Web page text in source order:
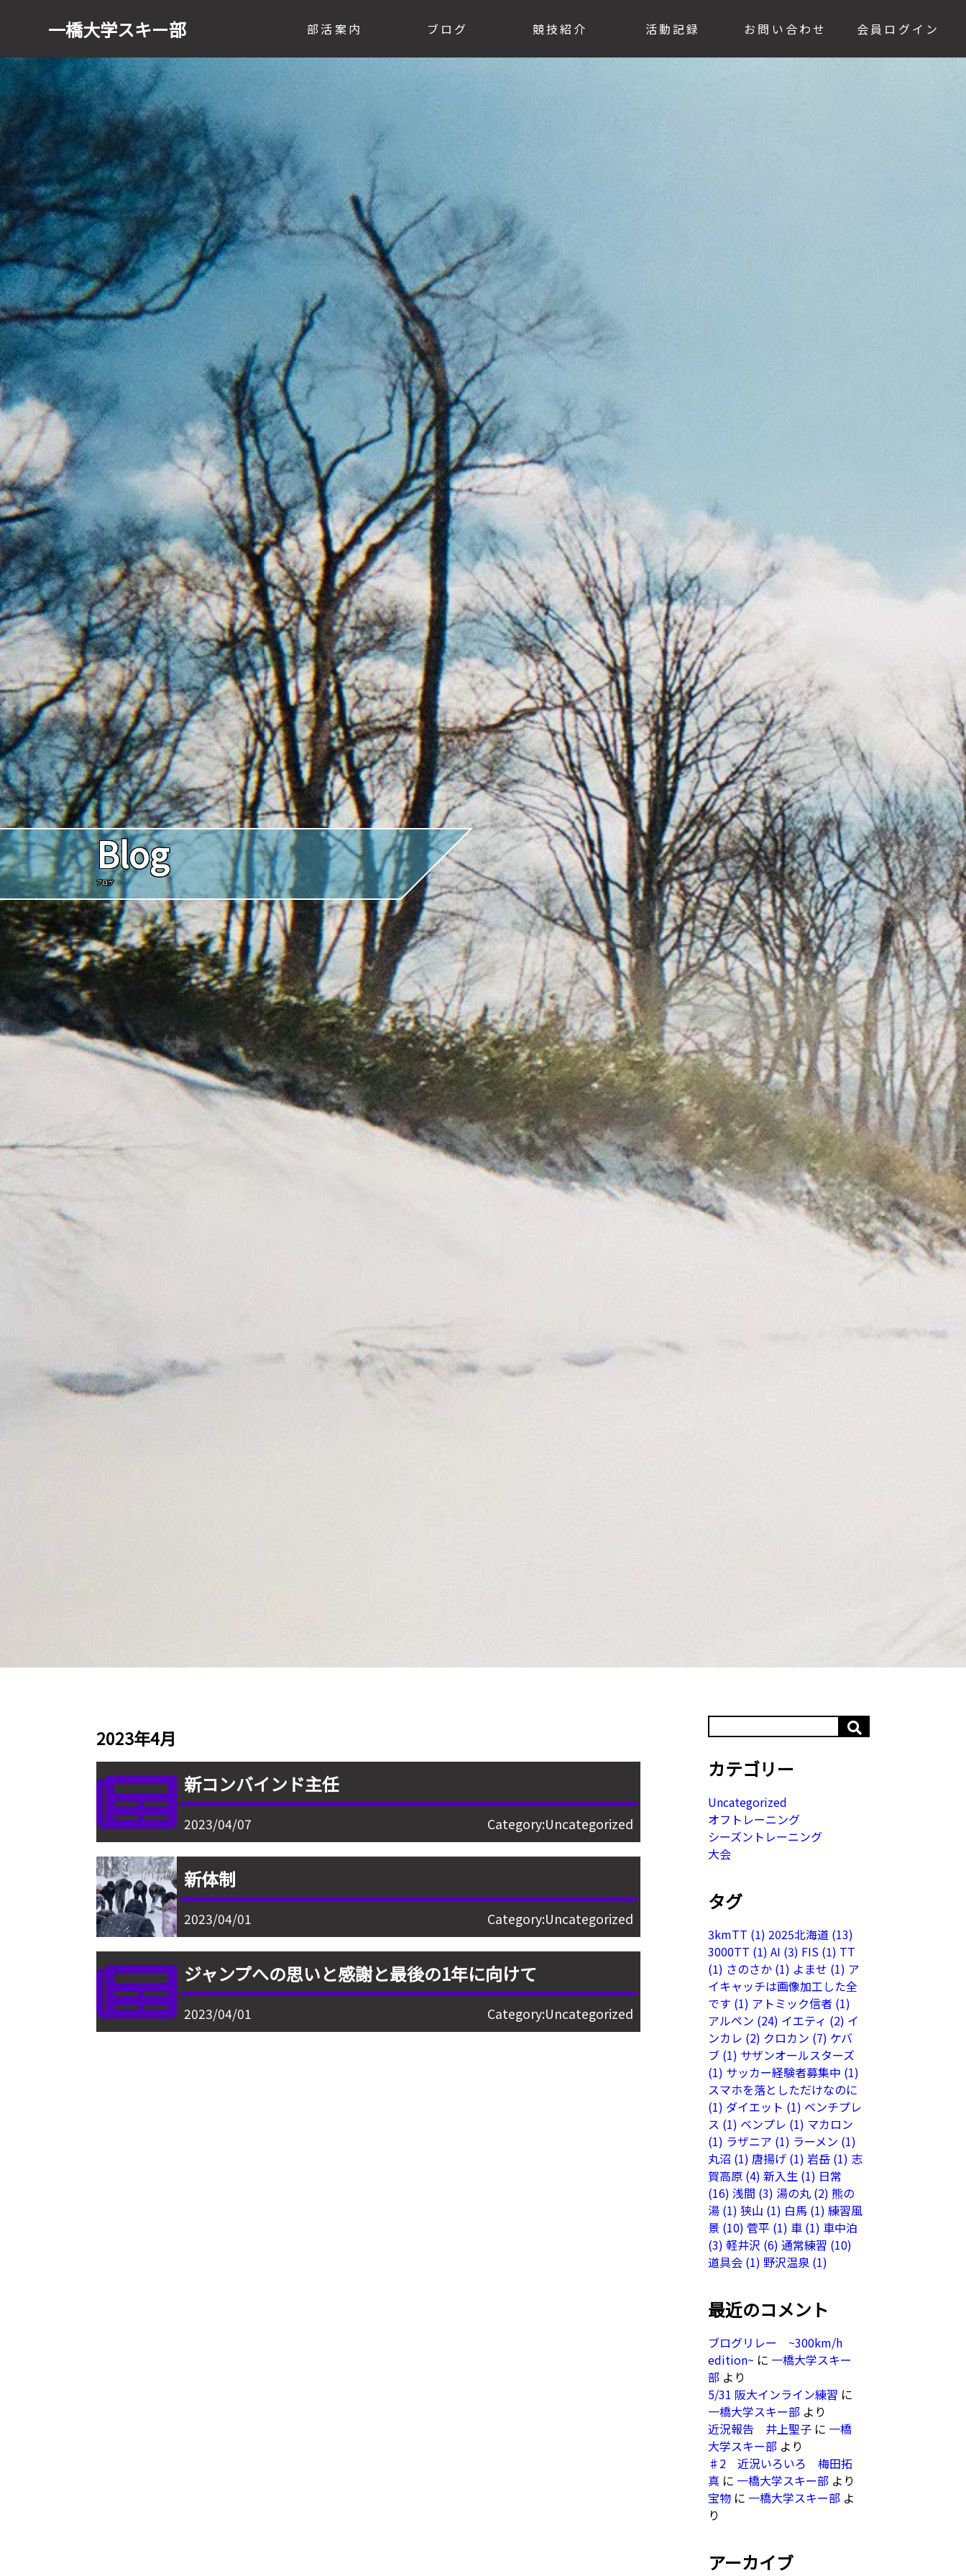
一橋大学スキー部 部活案内 ブログ 競技紹介 活動記録 お問い合わせ 会員ログイン
Blog
ブログ
2023年4月
新コンバインド主任
2023/04/07 Category:Uncategorized
新体制
2023/04/01 Category:Uncategorized
ジャンプへの思いと感謝と最後の1年に向けて
2023/04/01 Category:Uncategorized
カテゴリー
Uncategorized
オフトレーニング
シーズントレーニング
大会
タグ
3kmTT (1) 2025北海道(13)
3000TT (1) AI (3) FIS(1) TT
(1) さのさか(1) よませ (1) ア
イキャッチは画像加工した全
です (1) アトミック信者(1)
アルペン (24) イエティ (2) イ
ンカレ (2) クロカン (7) ケバ
ブ(1) サザンオールスターズ
(1) サッカー経験者募集中 (1)
スマホを落としただけなのに
(1) ダイエット (1) ベンチプレ
ス (1) ベンプレ (1) マカロン
(1) ラザニア (1) ラーメン (1)
丸沼 (1) 唐揚げ(1) 岩岳(1) 志
賀高原(4) 新入生(1) 日常
(16) 浅間 (3) 湯の丸(2) 熊の
湯(1) 狭山 (1) 白馬 (1) 練習風
景(10) 菅平 (1) 車(1) 車中泊
(3) 軽井沢 (6) 通常練習 (10)
道具会(1) 野沢温泉(1)
最近のコメント
ブログリレー ~300km/h
edition~ に 一橋大学スキー
部より
5/31 阪大インライン練習 に
一橋大学スキー部より
近況報告 井上聖子に 一橋
大学スキー部より
♯2 近況いろいろ 梅田拓
真に 一橋大学スキー部より
宝物に 一橋大学スキー部よ
り
アーカイブ